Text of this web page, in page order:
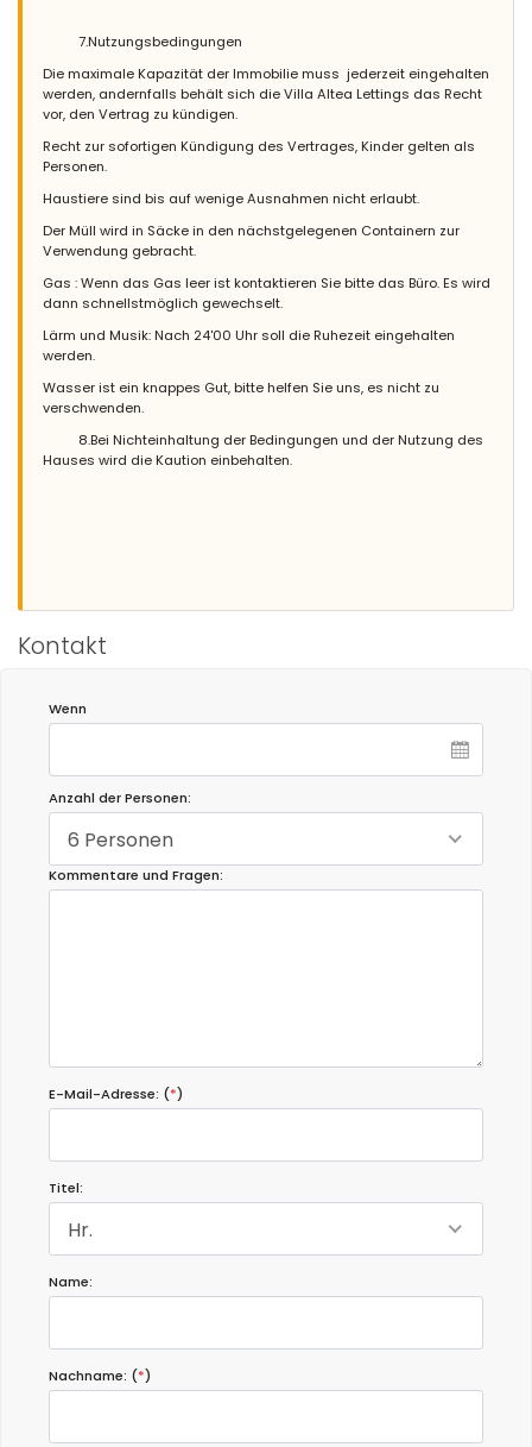
7.Nutzungsbedingungen
Die maximale Kapazität der Immobilie muss jederzeit eingehalten
werden, andernfalls behält sich die Villa Altea Lettings das Recht
vor, den Vertrag zu kündigen.
Recht zur sofortigen Kündigung des Vertrages, Kinder gelten als
Personen.
Haustiere sind bis auf wenige Ausnahmen nicht erlaubt.
Der Müll wird in Säcke in den nächstgelegenen Containern zur
Verwendung gebracht.
Gas : Wenn das Gas leer ist kontaktieren Sie bitte das Büro. Es wird
dann schnellstmöglich gewechselt.
Lärm und Musik: Nach 24'00 Uhr soll die Ruhezeit eingehalten
werden.
Wasser ist ein knappes Gut, bitte helfen Sie uns, es nicht zu
verschwenden.
8.Bei Nichteinhaltung der Bedingungen und der Nutzung des
Hauses wird die Kaution einbehalten.
Kontakt
Wenn
Anzahl der Personen:
6 Personen
Kommentare und Fragen:
E-Mail-Adresse: (*)
Titel:
Hr.
Name:
Nachname: (*)